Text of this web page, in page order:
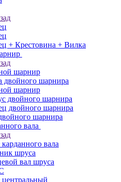
+ Крестовина + Вилка
шарнир
двойного шарнира
шарнир
двойного шарнира
двойного шарнира
шарнира
вала
вала
шруса
вал шруса